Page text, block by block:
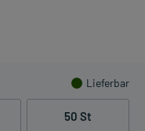
Lieferbar
50 St